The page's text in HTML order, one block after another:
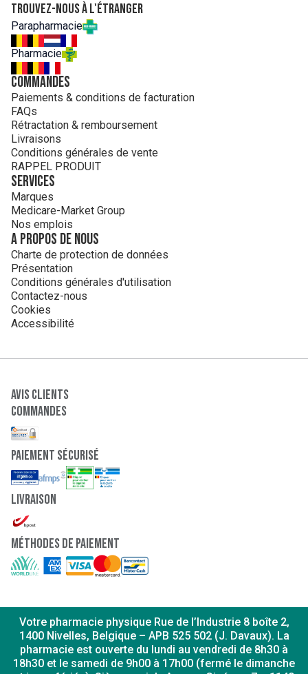
Trouvez-nous à l'étranger
Parapharmacie
Pharmacie
Commandes
Paiements & conditions de facturation
FAQs
Rétractation & remboursement
Livraisons
Conditions générales de vente
RAPPEL PRODUIT
Services
Marques
Medicare-Market Group
Nos emplois
A propos de nous
Charte de protection de données
Présentation
Conditions générales d'utilisation
Contactez-nous
Cookies
Accessibilité
Avis clients
Commandes
paiement sécurisé
Livraison
Méthodes de paiement
Votre pharmacie physique Rue de l’Industrie 8 boîte 2,
1400 Nivelles, Belgique – APB 525 502 (J. Davaux). La
pharmacie est ouverte du lundi au vendredi de 8h30 à
18h30 et le samedi de 9h00 à 17h00 (fermé le dimanche